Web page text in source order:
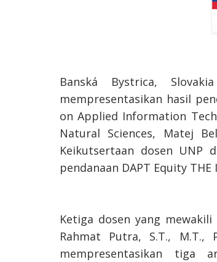
Banská Bystrica,
mempresentasikan hasil
on Applied Information
Natural Sciences, Matej
Keikutsertaan dosen UNP
pendanaan DAPT Equity THE
Ketiga dosen yang mewakili
Rahmat Putra, S.T., M.T.,
mempresentasikan